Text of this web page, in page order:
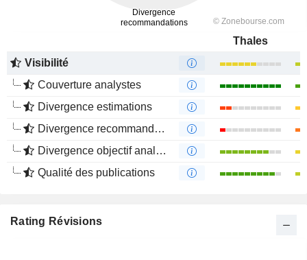
Thales
Visibilité
Couverture analystes
Divergence estimations
Divergence recommandations analystes
Divergence objectif analystes
Qualité des publications
Rating Révisions